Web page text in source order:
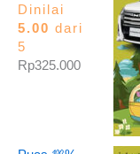
Dinilai
5.00 dari
5
Rp325.000